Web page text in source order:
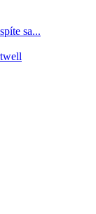
sa...